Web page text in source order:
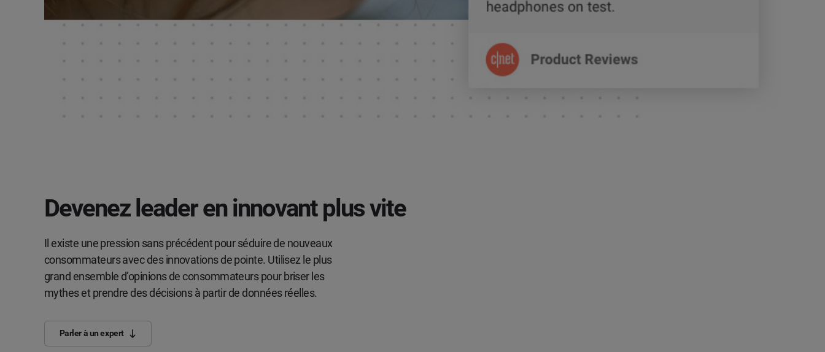
Devenez leader en innovant plus vite
Il existe une pression sans précédent pour séduire de nouveaux
consommateurs avec des innovations de pointe. Utilisez le plus
grand ensemble d’opinions de consommateurs pour briser les
mythes et prendre des décisions à partir de données réelles.
Parler à un expert